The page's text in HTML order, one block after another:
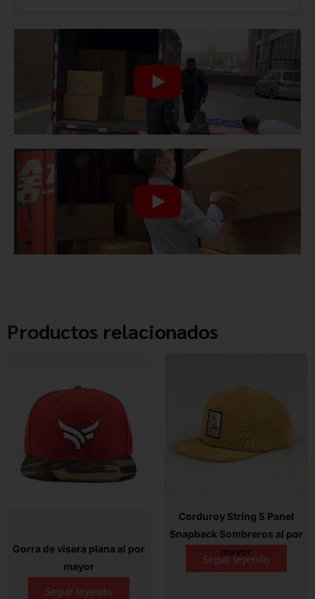
Productos relacionados
Gorra de visera plana al por
mayor
Seguir leyendo
Corduroy String 5 Panel
Snapback Sombreros al por
mayor
Seguir leyendo